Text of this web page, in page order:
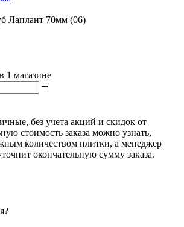
Лаплант 70мм (06)
в 1 магазине
без учета акций и скидок от
стоимость заказа можно узнать,
количеством плитки, а менеджер
окончательную сумму заказа.